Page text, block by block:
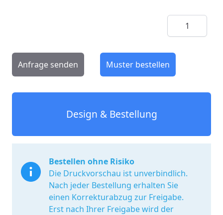
Menge
Anfrage senden Muster bestellen
Design & Bestellung
Bestellen ohne Risiko
Die Druckvorschau ist unverbindlich.
Nach jeder Bestellung erhalten Sie
einen Korrekturabzug zur Freigabe.
Erst nach Ihrer Freigabe wird der